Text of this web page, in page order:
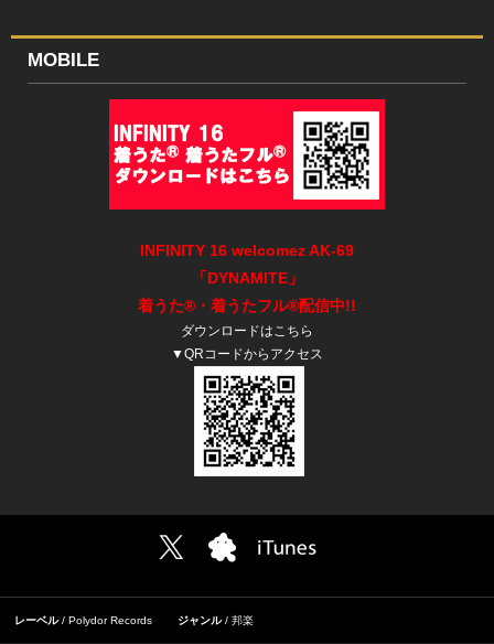
MOBILE
INFINITY 16 welcomez AK-69
「DYNAMITE」
着うた®・着うたフル®配信中!!
ダウンロードは こちら
▼QRコードからアクセス
レーベル Polydor Records ジャンル 邦楽